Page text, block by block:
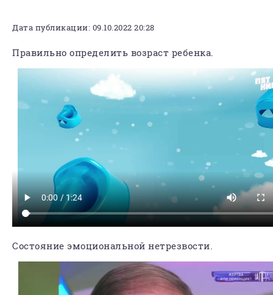
Дата публикации: 09.10.2022 20:28
Правильно определить возраст ребенка.
Состояние эмоциональной нетрезвости.